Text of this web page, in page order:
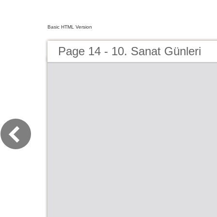
Basic HTML Version
Page 14 - 10. Sanat Günleri